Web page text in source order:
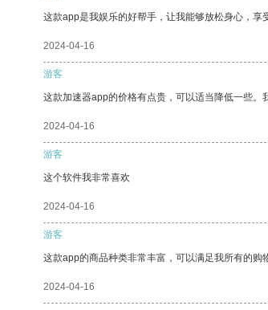
这款app是我娱乐的好帮手，让我能够放松身心，享
2024-04-16
游客
这款加速器app的价格有点贵，可以适当降低一些。
2024-04-16
游客
这个软件我非常喜欢
2024-04-16
游客
这款app的商品种类非常丰富，可以满足我所有的购
2024-04-16